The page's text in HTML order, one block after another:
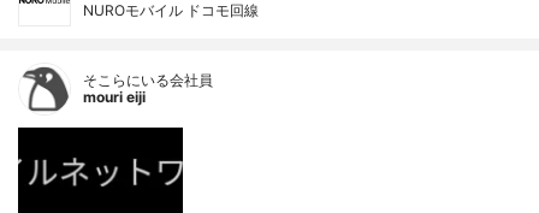
NUROモバイル ドコモ回線
そこらにいる会社員
mouri eiji